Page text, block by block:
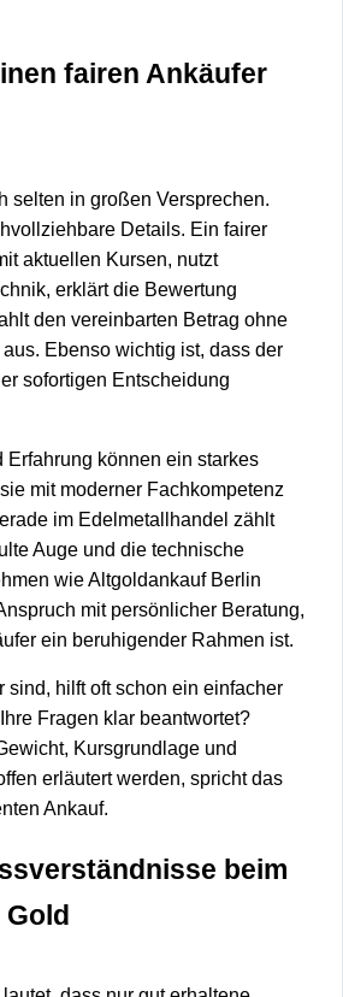
fairen Ankäufer
selten in großen Versprechen.
Details. Ein fairer
aktuellen Kursen, nutzt
erklärt die Bewertung
den vereinbarten Betrag ohne
Ebenso wichtig ist, dass der
sofortigen Entscheidung
Erfahrung können ein starkes
mit moderner Fachkompetenz
im Edelmetallhandel zählt
Auge und die technische
wie Altgoldankauf Berlin
mit persönlicher Beratung,
ein beruhigender Rahmen ist.
sind, hilft oft schon ein einfacher
Fragen klar beantwortet?
Kursgrundlage und
erläutert werden, spricht das
Ankauf.
beim